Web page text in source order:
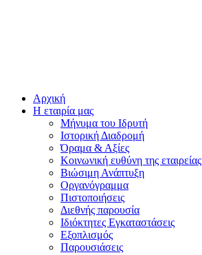
Αρχική
Η εταιρία μας
Μήνυμα του Ιδρυτή
Ιστορική Διαδρομή
Όραμα & Αξίες
Κοινωνική ευθύνη της εταιρείας
Βιώσιμη Ανάπτυξη
Οργανόγραμμα
Πιστοποιήσεις
Διεθνής παρουσία
Ιδιόκτητες Εγκαταστάσεις
Εξοπλισμός
Παρουσιάσεις